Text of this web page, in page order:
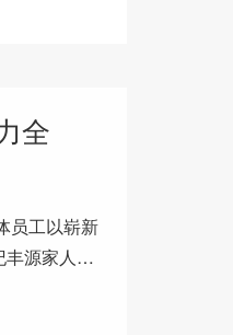
全
员工以崭新
源家人们